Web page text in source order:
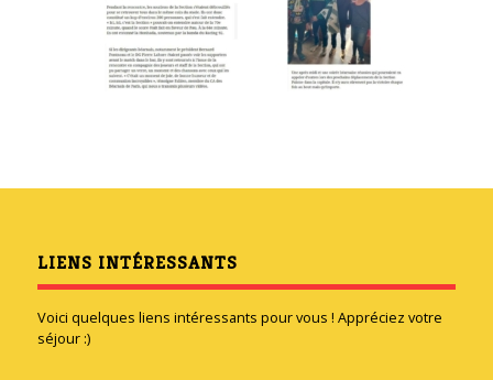
LIENS INTÉRESSANTS
Voici quelques liens intéressants pour vous ! Appréciez votre
séjour :)